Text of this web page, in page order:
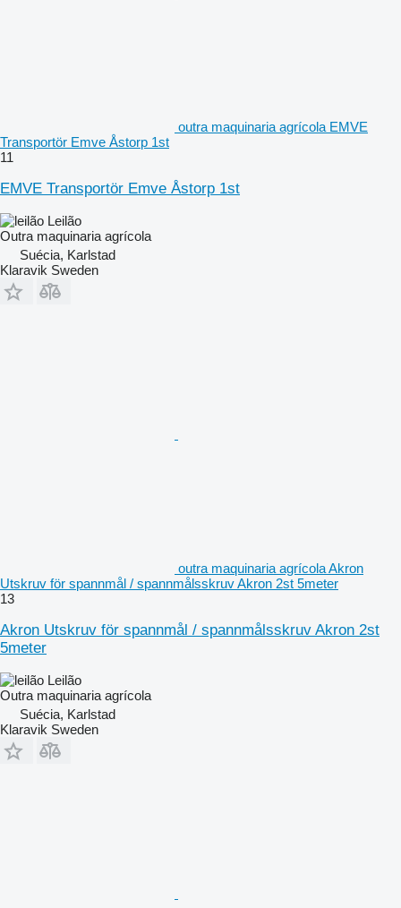
outra maquinaria agrícola EMVE
Transportör Emve Åstorp 1st
11
EMVE Transportör Emve Åstorp 1st
Leilão
Outra maquinaria agrícola
Suécia, Karlstad
Klaravik Sweden
outra maquinaria agrícola Akron
Utskruv för spannmål / spannmålsskruv Akron 2st 5meter
13
Akron Utskruv för spannmål / spannmålsskruv Akron 2st
5meter
Leilão
Outra maquinaria agrícola
Suécia, Karlstad
Klaravik Sweden